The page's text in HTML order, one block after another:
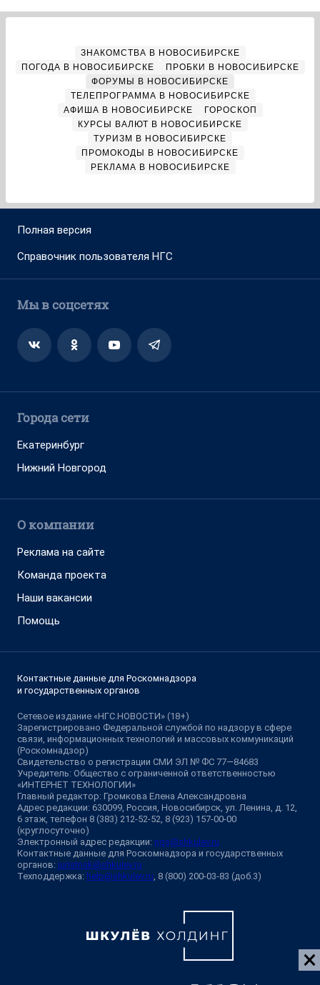
ЗНАКОМСТВА В НОВОСИБИРСКЕ
ПОГОДА В НОВОСИБИРСКЕ
ПРОБКИ В НОВОСИБИРСКЕ
ФОРУМЫ В НОВОСИБИРСКЕ
ТЕЛЕПРОГРАММА В НОВОСИБИРСКЕ
АФИША В НОВОСИБИРСКЕ
ГОРОСКОП
КУРСЫ ВАЛЮТ В НОВОСИБИРСКЕ
ТУРИЗМ В НОВОСИБИРСКЕ
ПРОМОКОДЫ В НОВОСИБИРСКЕ
РЕКЛАМА В НОВОСИБИРСКЕ
Полная версия
Справочник пользователя НГС
Мы в соцсетях
Города сети
Екатеринбург
Нижний Новгород
О компании
Реклама на сайте
Команда проекта
Наши вакансии
Помощь
Контактные данные для Роскомнадзора
и государственных органов
Сетевое издание «НГС.НОВОСТИ» (18+)
Зарегистрировано Федеральной службой по надзору в сфере
связи, информационных технологий и массовых коммуникаций
(Роскомнадзор)
Свидетельство о регистрации СМИ ЭЛ № ФС 77—84683
Учредитель: Общество с ограниченной ответственностью
«ИНТЕРНЕТ ТЕХНОЛОГИИ»
Главный редактор: Громкова Елена Александровна
Адрес редакции: 630099, Россия, Новосибирск, ул. Ленина, д. 12,
6 этаж, телефон 8 (383) 212-52-52, 8 (923) 157-00-00
(круглосуточно)
Электронный адрес редакции: ngs@shkulev.ru
Контактные данные для Роскомнадзора и государственных
органов: juristnsk@shkulev.ru
Техподдержка: help@shkulev.ru, 8 (800) 200-03-83 (доб.3)